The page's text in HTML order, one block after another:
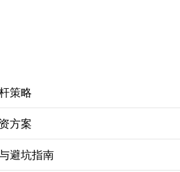
策略
方案
避坑指南